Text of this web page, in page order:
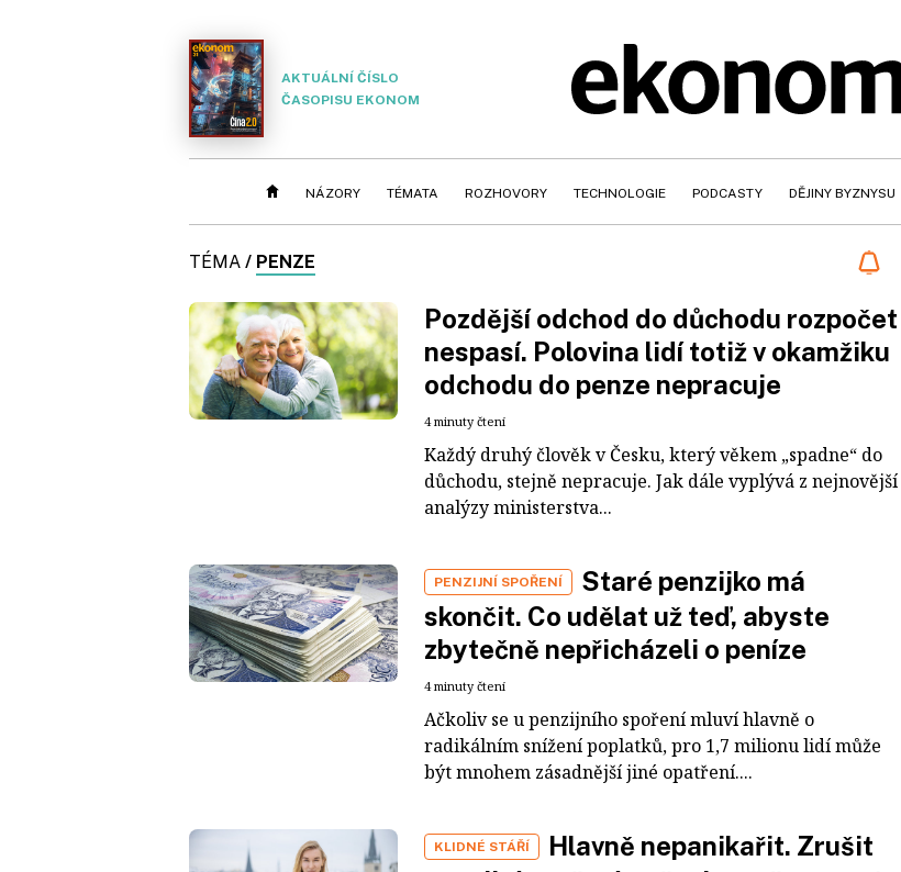
AKTUÁLNÍ ČÍSLO
ČASOPISU EKONOM
NÁZORY TÉMATA ROZHOVORY TECHNOLOGIE PODCASTY DĚJINY BYZNYSU
TÉMA / PENZE
Pozdější odchod do důchodu rozpočet
nespasí. Polovina lidí totiž v okamžiku
odchodu do penze nepracuje
4 minuty čtení
Každý druhý člověk v Česku, který věkem „spadne“ do
důchodu, stejně nepracuje. Jak dále vyplývá z nejnovější
analýzy ministerstva...
PENZIJNÍ SPOŘENÍ
Staré penzijko má
skončit. Co udělat už teď, abyste
zbytečně nepřicházeli o peníze
4 minuty čtení
Ačkoliv se u penzijního spoření mluví hlavně o
radikálním snížení poplatků, pro 1,7 milionu lidí může
být mnohem zásadnější jiné opatření....
KLIDNÉ STÁŘÍ
Hlavně nepanikařit. Zrušit